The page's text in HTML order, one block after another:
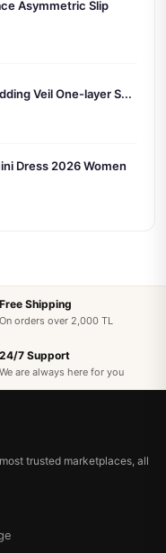
Asymmetric Slip
Veil One-layer S...
Dress 2026 Women
Free Shipping
On orders over 2,000 TL
24/7 Support
We are always here for you
trusted marketplaces, all